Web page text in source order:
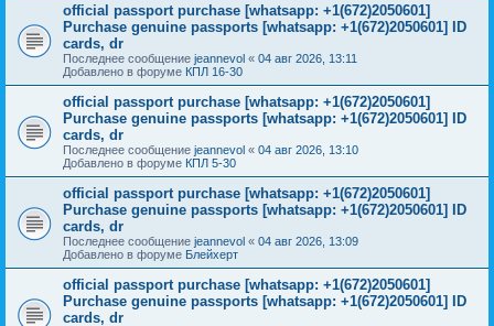
official passport purchase [whatsapp: +1(672)2050601]
Purchase genuine passports [whatsapp: +1(672)2050601] ID
cards, dr
Последнее сообщение jeannevol « 04 авг 2026, 13:11
Добавлено в форуме КПЛ 16-30
official passport purchase [whatsapp: +1(672)2050601]
Purchase genuine passports [whatsapp: +1(672)2050601] ID
cards, dr
Последнее сообщение jeannevol « 04 авг 2026, 13:10
Добавлено в форуме КПЛ 5-30
official passport purchase [whatsapp: +1(672)2050601]
Purchase genuine passports [whatsapp: +1(672)2050601] ID
cards, dr
Последнее сообщение jeannevol « 04 авг 2026, 13:09
Добавлено в форуме Блейхерт
official passport purchase [whatsapp: +1(672)2050601]
Purchase genuine passports [whatsapp: +1(672)2050601] ID
cards, dr